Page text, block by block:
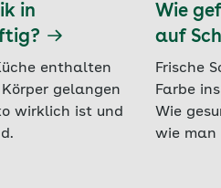
in
enthalten
gelangen
wirklich ist und
Wie
auf
Frische
Farbe
Wie
wie man